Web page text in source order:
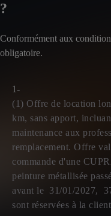
?
Conformément aux
obligatoire.
1-
(1) Offre de location
km, sans apport,
maintenance aux
remplacement. Offre
commande d'une
peinture métallisée
avant le 31/01/2027,
sont réservées à la